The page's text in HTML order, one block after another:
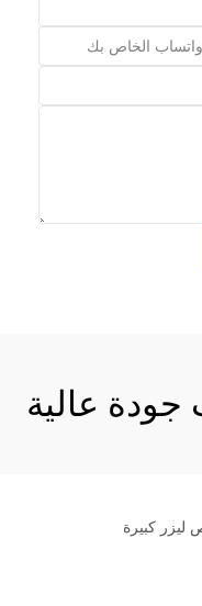
جودة عالية
ليزر كبيرة